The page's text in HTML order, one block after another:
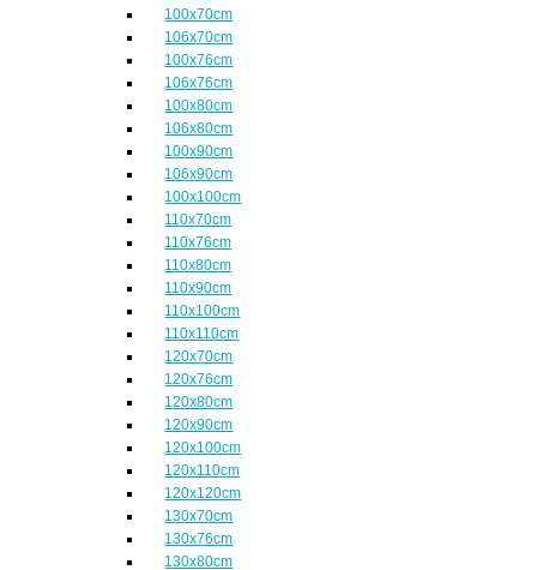
100x70cm
106x70cm
100x76cm
106x76cm
100x80cm
106x80cm
100x90cm
106x90cm
100x100cm
110x70cm
110x76cm
110x80cm
110x90cm
110x100cm
110x110cm
120x70cm
120x76cm
120x80cm
120x90cm
120x100cm
120x110cm
120x120cm
130x70cm
130x76cm
130x80cm